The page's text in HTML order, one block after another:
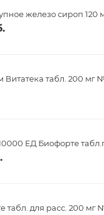
железо сироп 120
табл. 200 мг
ЕД Биофорте
табл. для расс. 200 мг